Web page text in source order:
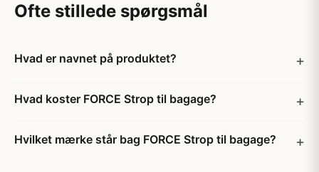
Ofte stillede spørgsmål
Hvad er navnet på produktet?
Hvad koster FORCE Strop til bagage?
Hvilket mærke står bag FORCE Strop til bagage?